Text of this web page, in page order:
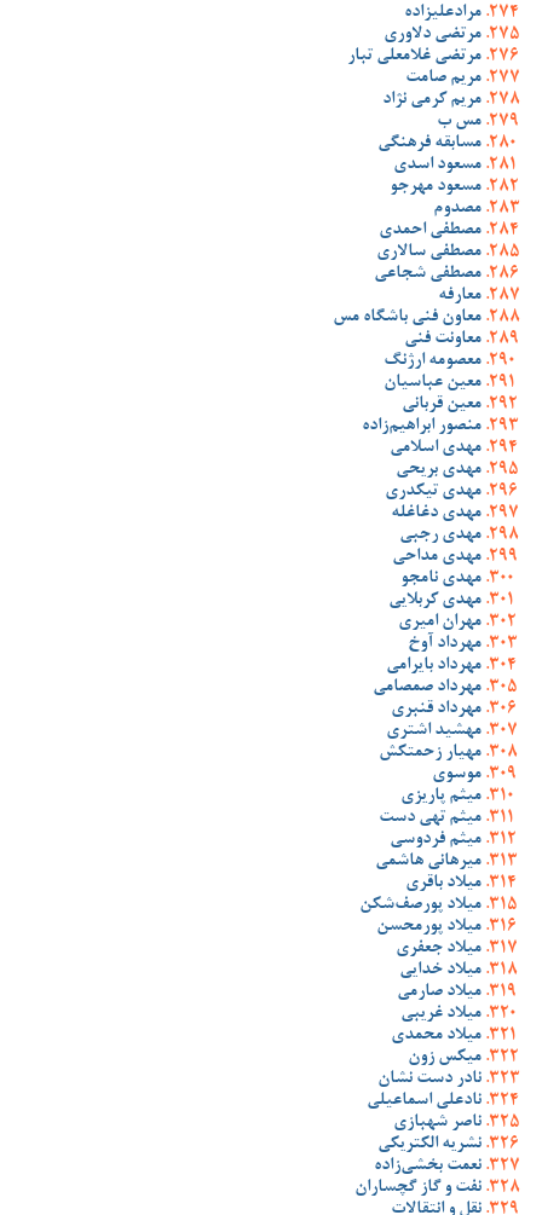
مرادعلیزاده
مرتضی دلاوری
مرتضی غلامعلی تبار
مریم صامت
مریم کرمی نژاد
مس ب
مسابقه فرهنگی
مسعود اسدی
مسعود مهرجو
مصدوم
مصطفی احمدی
مصطفی سالاری
مصطفی شجاعی
معارفه
معاون فنی باشگاه مس
معاونت فنی
معصومه ارژنگ
معین عباسیان
معین قربانی
منصور ابراهیم‌زاده
مهدی اسلامی
مهدی بریحی
مهدی تیکدری
مهدی دغاغله
مهدی رجبی
مهدی مداحی
مهدی نامجو
مهدی کربلایی
مهران امیری
مهرداد آوخ
مهرداد بایرامی
مهرداد صمصامی
مهرداد قنبری
مهشید اشتری
مهیار زحمتکش
موسوی
میثم پاریزی
میثم تهی دست
میثم فردوسی
میرهانی هاشمی
میلاد باقری
میلاد پورصف‌شکن
میلاد پورمحسن
میلاد جعفری
میلاد خدایی
میلاد صارمی
میلاد غریبی
میلاد محمدی
میکس زون
نادر دست نشان
نادعلی اسماعیلی
ناصر شهبازی
نشریه الکتریکی
نعمت بخشی‌زاده
نفت و گاز گچساران
نقل و انتقالات